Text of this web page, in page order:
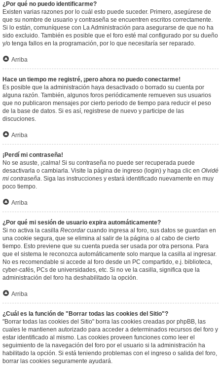
¿Por qué no puedo identificarme?
Existen varias razones por lo cuál esto puede suceder. Primero, asegúrese de
que su nombre de usuario y contraseña se encuentren escritos correctamente.
Si lo están, comuníquese con La Administración para asegurarse de que no ha
sido excluido. También es posible que el foro esté mal configurado por su dueño
y/o tenga fallos en la programación, por lo que necesitaría ser reparado.
Arriba
Hace un tiempo me registré, ¡pero ahora no puedo conectarme!
Es posible que la administración haya desactivado o borrado su cuenta por
alguna razón. También, algunos foros periódicamente remueven sus usuarios
que no publicaron mensajes por cierto periodo de tiempo para reducir el peso
de la base de datos. Si es así, registrese de nuevo y participe de las
discuciones.
Arriba
¡Perdí mi contraseña!
No se asuste, ¡calma! Si su contraseña no puede ser recuperada puede
desactivarla o cambiarla. Visite la página de ingreso (login) y haga clic en Olvidé
mi contraseña. Siga las instrucciones y estará identificado nuevamente en muy
poco tiempo.
Arriba
¿Por qué mi sesión de usuario expira automáticamente?
Si no activa la casilla Recordarcuando ingresa al foro, sus datos se guardan en
una cookie segura, que se elimina al salir de la página o al cabo de cierto
tiempo. Esto previene que su cuenta pueda ser usada por otra persona. Para
que el sistema le reconozca automáticamente solo marque la casilla al ingresar.
No es recomendable si accede al foro desde un PC compartido, e.j. biblioteca,
cyber-cafés, PCs de universidades, etc. Si no ve la casilla, significa que la
administración del foro ha deshabilitado la opción.
Arriba
¿Cuál es la función de "Borrar todas las cookies del Sitio"?
"Borrar todas las cookies del Sitio" borra las cookies creadas por phpBB, las
cuales le mantienen autorizado para acceder a determinados recursos del foro y
estar identificado al mismo. Las cookies proveen funciones como leer el
seguimiento de la navegación del foro por el usuario si la administración ha
habilitado la opción. Si está teniendo problemas con el ingreso o salida del foro,
borrar las cookies seguramente ayudará.